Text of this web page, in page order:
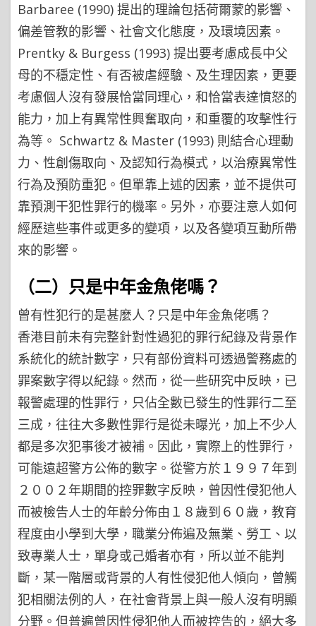
Barbaree (1990) 提出的理論包括荷爾蒙的影響、
偏差管教的影響、社會文化態度，及環境因素。
Prentky & Burgess (1993) 提出要考慮成長中父
母的不穩定性、有否被虐經驗、及生理因素，更要
考慮個人沒有發展恰當同理心，和恰當表達憤怒的
能力，加上有異常性興奮取向，和重覆的攻擊性行
為等。 Schwartz & Master (1993) 則結合心理動
力、性創傷取向、及認知行為模式，以治療異常性
行為及預防重犯。但單靠上述的因素，並不提供可
靠預測干犯性罪行的機率。另外，亦要注意人如何
經歷這些事件或更多的變項，以及各變項互動所帶
來的影響。
（二）只是中年金魚佬嗎？
曾有性犯行的是甚麼人？只是中年金魚佬嗎？
香港目前未有完整針對性過犯的罪行紀錄及背景作
系統化的統計數字，只有部份資料可透過警務處的
罪案數字得以紀錄。然而，從一些研究中反映，已
報警處理的性罪行，只佔全數已發生的性罪行二至
三成，往往大多數性罪行是從未曝光，加上不少人
都是多次犯事後才被補。因此，實際上的性罪行，
可能遠超警方公佈的數字。從警方於１９９７年到
２００２年期間的控罪數字反映，曾因性侵犯他人
而被檢告人士的年齡分佈由１８歲到６０歲，教育
程度由小學到大學，職業分佈遍及無業、勞工、以
致專業人士，單身或己婚者亦有，所以並不能判
斷，某一階層或背景的人有性侵犯他人傾向，曾觸
犯相關法例的人，在社會背景上與一般人沒有明顯
分野。但普遍曾因性侵犯他人而被控告的，絕大多